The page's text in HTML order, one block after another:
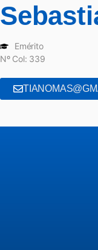
Emérito
Nº Col: 339